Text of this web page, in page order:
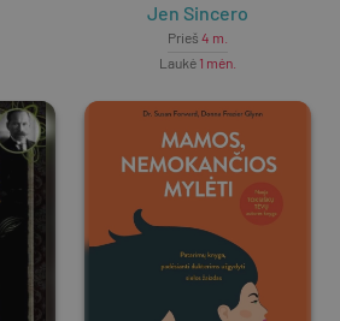
savimi ir pasiimti iš
gyvenimo viską, ko
Jen Sincero
Prieš 4 m.
Laukė 1 mėn.